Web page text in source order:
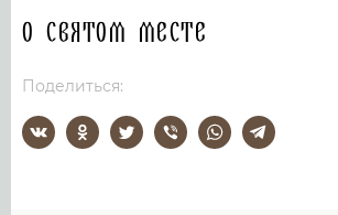
О святом месте
Поделиться: